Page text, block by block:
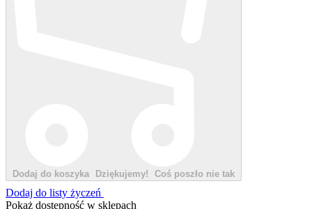
Dodaj do koszyka Dziękujemy! Coś poszło nie tak
Dodaj do listy życzeń
Pokaż dostępność w sklepach